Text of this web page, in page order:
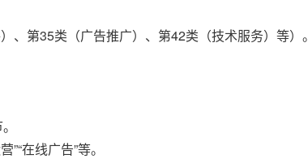
第35类（广告推广）、第42类（技术服务）等）。
在线广告”等。